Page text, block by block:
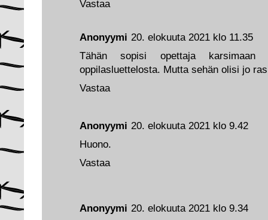
Anonyymi 20. elokuuta 2021 klo 9.34
Anonyymi 20. elokuuta 2021 klo 9.42
Huono.
Vastaa
Anonyymi 20. elokuuta 2021 klo 11.35
Tähän sopisi opettaja karsimaan
oppilasluettelosta. Mutta sehän olisi jo
Vastaa
Vastaa